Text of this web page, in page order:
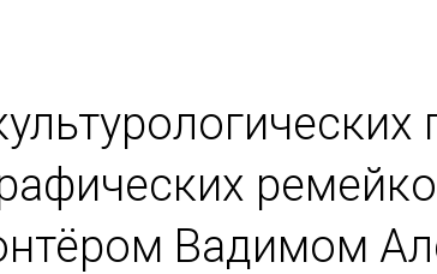
Вадимом